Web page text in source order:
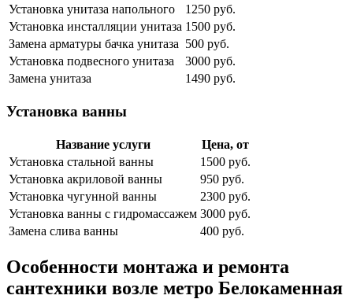
Установка унитаза напольного
1250 руб.
Установка инсталляции унитаза 1500 руб.
Замена арматуры бачка унитаза 500 руб.
Установка подвесного унитаза
3000 руб.
Замена унитаза
1490 руб.
Установка ванны
Название услуги
Цена, от
Установка стальной ванны
1500 руб.
Установка акриловой ванны
950 руб.
Установка чугунной ванны
2300 руб.
Установка ванны с гидромассажем 3000 руб.
Замена слива ванны
400 руб.
Особенности монтажа и ремонта
сантехники возле метро Белокаменная